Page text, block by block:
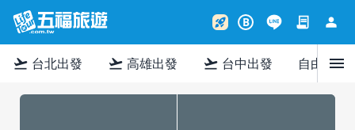
rocket_launch B contract person
flight_takeoff 台北出發 flight_takeoff 高雄出發 flight_takeoff 台中出發 自由行menu